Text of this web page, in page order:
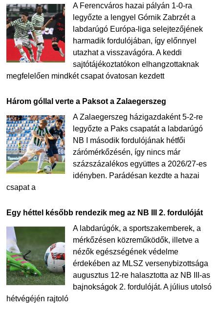
A Ferencváros hazai pályán 1-0-ra
legyőzte a lengyel Górnik Zabrzét a
labdarúgó Európa-liga selejtezőjének
harmadik fordulójában, így előnnyel
utazhat a visszavágóra. A keddi
sajtótájékoztatókon elhangzottaknak
megfelelően mindkét csapat óvatosan kezdett
Három góllal verte a Paksot a Zalaegerszeg
A Zalaegerszeg házigazdaként 5-2-re
legyőzte a Paks csapatát a labdarúgó
NB I második fordulójának hétfői
zárómérkőzésén, így nincs már
százszázalékos együttes a 2026/27-es
idényben. Parádésan kezdte a hazai
csapat a
Egy héttel később rendezik meg az NB III 2. fordulóját
A labdarúgók, a sportszakemberek, a
mérkőzésen közreműködők, illetve a
nézők egészségének védelme
érdekében az MLSZ versenybizottsága
augusztus 12-re halasztotta az NB III-as
bajnokságok 2. fordulóját. A július utolsó
hétvégéjén rajtoló